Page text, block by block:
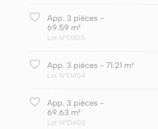
App. 3 pièces -
69.59 m²
Lot NºD303
App. 3 pièces - 71.21 m²
Lot NºD404
App. 3 pièces -
69.63 m²
Lot NºD403